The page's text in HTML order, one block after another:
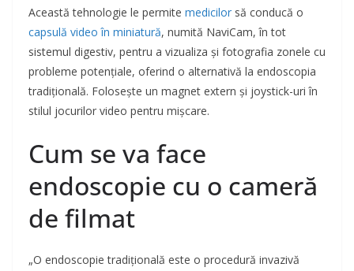
Această tehnologie le permite medicilor să conducă o
capsulă video în miniatură, numită NaviCam, în tot
sistemul digestiv, pentru a vizualiza și fotografia zonele cu
probleme potențiale, oferind o alternativă la endoscopia
tradițională. Folosește un magnet extern și joystick-uri în
stilul jocurilor video pentru mișcare.
Cum se va face
endoscopie cu o cameră
de filmat
„O endoscopie tradițională este o procedură invazivă